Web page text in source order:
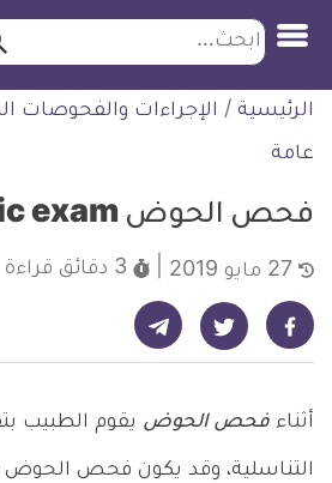
التخطي
للمحتوى
ابحث
الرئيسية / الإجراءات والفحوصات
عامة
فحص الحوض Pelvic exam
3 دقائق قراءة
شارك على فيسبوك - ديلي ميديكال انفو شارك على تويتر - ديلي ميديكال انفو شارك على تيليجرام - ديلي ميديكال انفو
أثناء فحص الحوض يقوم الطبيب
التناسلية، وقد يكون فحص